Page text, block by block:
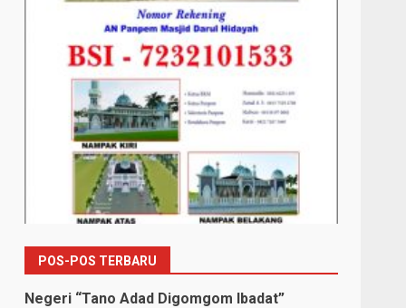
POS-POS TERBARU
Negeri “Tano Adad Digomgom Ibadat”